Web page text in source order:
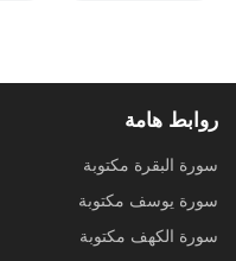
روابط هامة
سورة البقرة مكتوبة
سورة يوسف مكتوبة
سورة الكهف مكتوبة